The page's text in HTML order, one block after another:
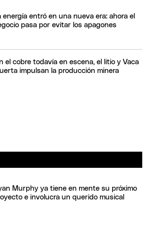
energía entró en una nueva era: ahora el
pasa por evitar los apagones
el cobre todavía en escena, el litio y Vaca
impulsan la producción minera
Murphy ya tiene en mente su próximo
e involucra un querido musical